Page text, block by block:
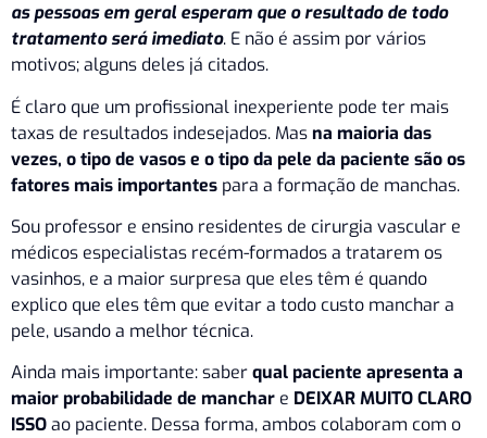
as pessoas em geral esperam que o resultado de todo
tratamento será imediato. E não é assim por vários
motivos; alguns deles já citados.
É claro que um profissional inexperiente pode ter mais
taxas de resultados indesejados. Masna maioria das
vezes, o tipo de vasos e o tipo da pele da paciente são os
fatores mais importantes para a formação de manchas.
Sou professor e ensino residentes de cirurgia vascular e
médicos especialistas recém-formados a tratarem os
vasinhos, e a maior surpresa que eles têm é quando
explico que eles têm que evitar a todo custo manchar a
pele, usando a melhor técnica.
Ainda mais importante: saberqual paciente apresenta a
maior probabilidade de manchar e DEIXAR MUITO CLARO
ISSOao paciente. Dessa forma, ambos colaboram com o